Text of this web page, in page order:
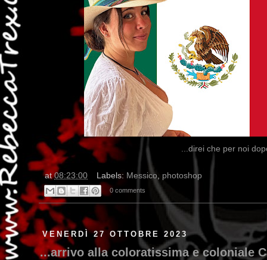
...direi che per noi
at08:23:00 Labels: Messico, photoshop
0 comments
VENERDÌ 27 OTTOBRE 2023
...arrivo alla coloratissima e coloniale